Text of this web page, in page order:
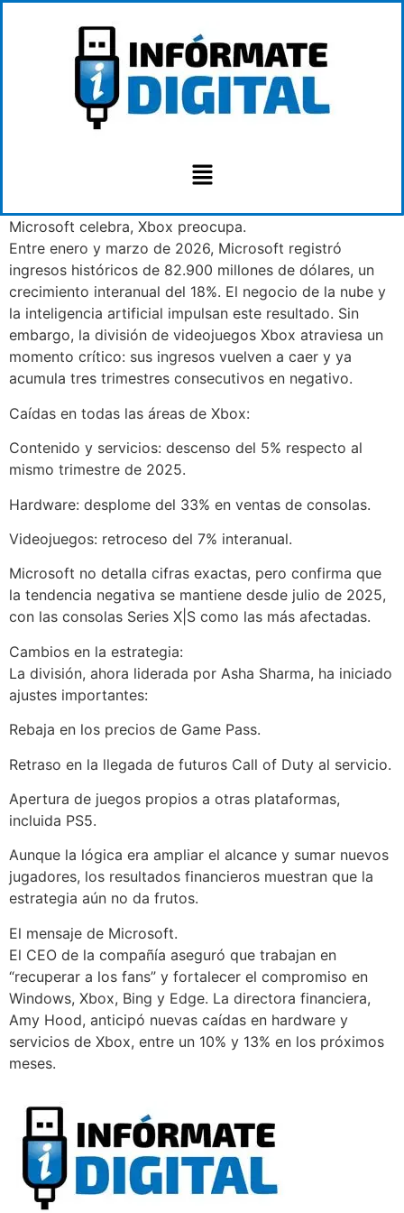
Microsoft celebra, Xbox preocupa.
Entre enero y marzo de 2026, Microsoft registró
ingresos históricos de 82.900 millones de dólares, un
crecimiento interanual del 18%. El negocio de la nube y
la inteligencia artificial impulsan este resultado. Sin
embargo, la división de videojuegos Xbox atraviesa un
momento crítico: sus ingresos vuelven a caer y ya
acumula tres trimestres consecutivos en negativo.
Caídas en todas las áreas de Xbox:
Contenido y servicios: descenso del 5% respecto al
mismo trimestre de 2025.
Hardware: desplome del 33% en ventas de consolas.
Videojuegos: retroceso del 7% interanual.
Microsoft no detalla cifras exactas, pero confirma que
la tendencia negativa se mantiene desde julio de 2025,
con las consolas Series X|S como las más afectadas.
Cambios en la estrategia:
La división, ahora liderada por Asha Sharma, ha iniciado
ajustes importantes:
Rebaja en los precios de Game Pass.
Retraso en la llegada de futuros Call of Duty al servicio.
Apertura de juegos propios a otras plataformas,
incluida PS5.
Aunque la lógica era ampliar el alcance y sumar nuevos
jugadores, los resultados financieros muestran que la
estrategia aún no da frutos.
El mensaje de Microsoft.
El CEO de la compañía aseguró que trabajan en
“recuperar a los fans” y fortalecer el compromiso en
Windows, Xbox, Bing y Edge. La directora financiera,
Amy Hood, anticipó nuevas caídas en hardware y
servicios de Xbox, entre un 10% y 13% en los próximos
meses.